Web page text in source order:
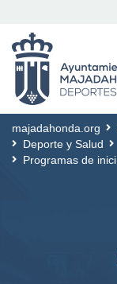
majadahonda.org
Deporte y Salud
Programas de iniciación al ejercicio